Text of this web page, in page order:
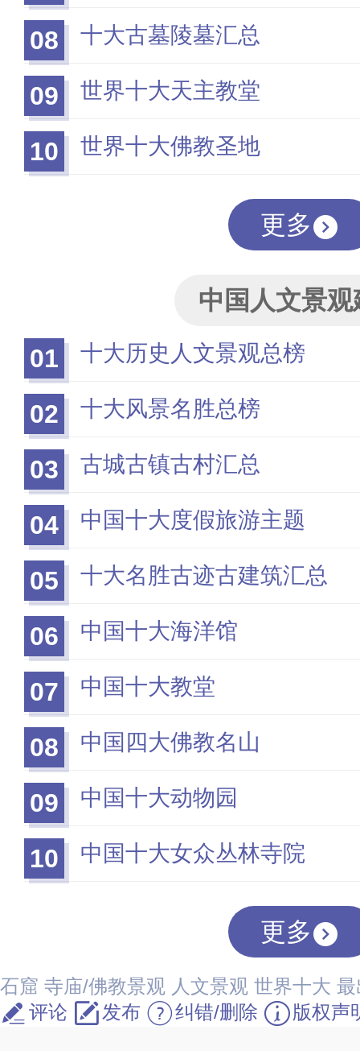
08 十大古墓陵墓汇总
09 世界十大天主教堂
10 世界十大佛教圣地
更多
中国人文景观
01
十大历史人文景观总榜
02 十大风景名胜总榜
03 古城古镇古村汇总
04 中国十大度假旅游主题
05 十大名胜古迹古建筑汇总
06 中国十大海洋馆
07 中国十大教堂
08 中国四大佛教名山
09 中国十大动物园
10 中国十大女众丛林寺院
更多
石窟 寺庙/佛教景观 人文景观 世界十大
评论
发布 纠错/删除 版权声